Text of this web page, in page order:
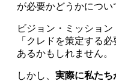
が必要かどうかについ
ビジョン・ミッション
「クレドを策定する
あるかもしれません。
しかし、 実際に私たち